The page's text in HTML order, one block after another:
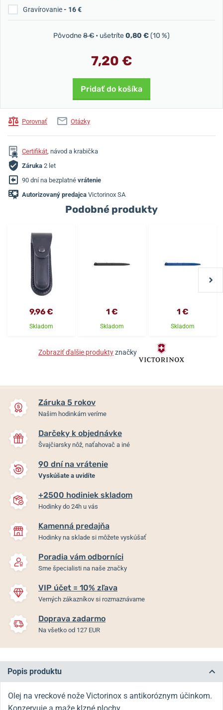
Gravírovanie- 16 €
Pôvodne8 € • ušetríte0,80 €(10 %)
7,20 €
Pridať do košíka
Porovnať Otázky
Certifikát, návod a krabička
Záruka 2 let
90 dní na bezplatné vrátenie
Autorizovaný predajca Victorinox SA
Podobné produkty
9,96 €
Skladom
1 €
Skladom
1 €
Skladom
Zobraziť ďalšie produktyznačky
Záruka 5 rokov
Našim hodinkám veríme
Darčeky k objednávke
Švajčiarsky nôž, naťahovač a iné
90 dní na vrátenie
Vyskúšate a uvidíte
+2500 hodiniek skladom
Hodinky do 24h u vás
Kamenná predajňa
Hodinky na sklade si môžete vyskúšať
Poradia vám odborníci
Sme špecialisti na naše značky
VIP účet = 10% zľava
Verných zákazníkov si rozmaznávame
Doprava zadarmo
Na všetko od 127 EUR
Popis produktu
Olej na vreckové nože Victorinox s antikoróznym účinkom.